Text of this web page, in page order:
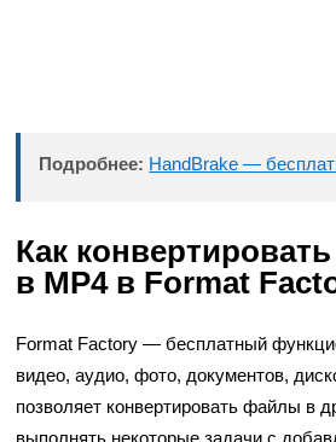
Подробнее: HandBrake —
Как
в MP4 в Format
Format Factory — бесплатный
видео, аудио, фото, документов,
позволяет конвертировать файлы в
выполнять некоторые задачи с